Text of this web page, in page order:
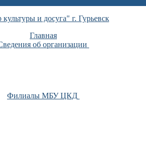
и досуга" г. Гурьевск
Главная
об организации
Филиалы МБУ ЦКД